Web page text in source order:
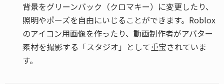
背景をグリーンバック（クロマキー）に変更したり、
照明やポーズを自由にいじることができます。Roblox
のアイコン用画像を作ったり、動画制作者がアバター
素材を撮影する「スタジオ」として重宝されていま
す。